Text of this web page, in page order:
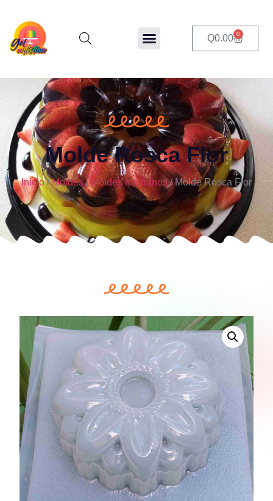
Q0.00 0
Molde Rosca Flor
Inicio/Moldes/Moldes medianos/ Molde Rosca Flor